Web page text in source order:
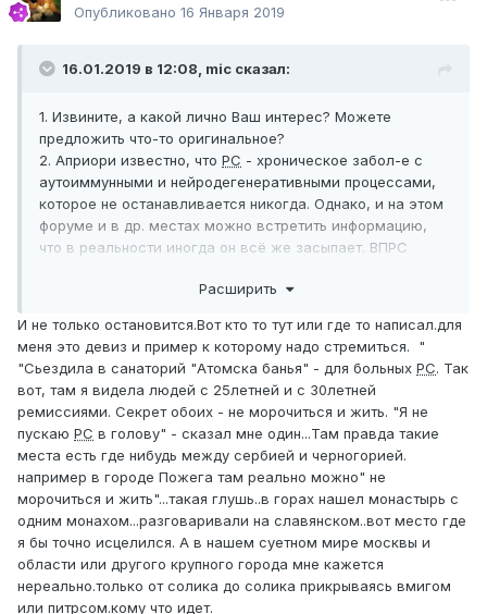
Опубликовано 16 Января 2019
16.01.2019 в 12:08, mic сказал:
1. Извините, а какой лично Ваш интерес? Можете
предложить что-то оригинальное?
2. Априори известно, что РС - хроническое забол-е с
аутоиммунными и нейродегенеративными процессами,
которое не останавливается никогда. Однако, и на этом
форуме и в др. местах можно встретить информацию,
что в реальности иногда он всё же засыпает. ВПРС
Г. Левицкого о БАС узнал, что в исключительно редких
БАС. Можете как-то прокомментировать?
С уважением,
Расширить
И не только остановится.Вот кто то тут или где то написал.для
меня это девиз и пример к которому надо стремиться. "
"Сьездила в санаторий "Атомска банья" - для больных РС. Так
вот, там я видела людей с 25летней и с 30летней
ремиссиями. Секрет обоих - не морочиться и жить. "Я не
пускаю РС в голову" - сказал мне один...Там правда такие
места есть где нибудь между сербией и черногорией.
например в городе Пожега там реально можно" не
морочиться и жить"...такая глушь..в горах нашел монастырь с
одним монахом...разговаривали на славянском..вот место где
я бы точно исцелился. А в нашем суетном мире москвы и
области или другого крупного города мне кажется
нереально.только от солика до солика прикрываясь вмигом
или питрсом.кому что идет.